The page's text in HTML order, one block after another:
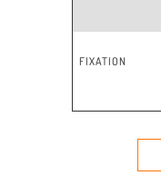
FIXATION